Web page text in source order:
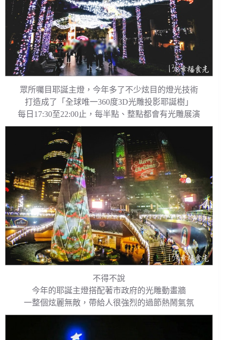
眾所囑目耶誕主燈，今年多了不少炫目的燈光技術
打造成了「全球唯一360度3D光雕投影耶誕樹」
每日17:30至22:00止，每半點、整點都會有光雕展演
不得不說
今年的耶誕主燈搭配著市政府的光雕動畫牆
一整個炫麗無敵，帶給人很強烈的過節熱鬧氣氛